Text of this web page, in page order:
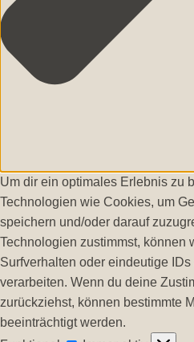
Um dir ein optimales Erlebnis zu
Technologien wie Cookies, um
speichern und/oder darauf
Technologien zustimmst, können
Surfverhalten oder eindeutige
verarbeiten. Wenn du deine
zurückziehst, können bestimmte
beeinträchtigt werden.